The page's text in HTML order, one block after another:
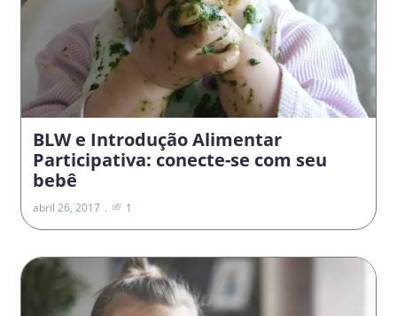
BLW e Introdução Alimentar
Participativa: conecte-se com seu
bebê
abril 26, 2017 1